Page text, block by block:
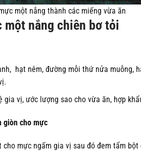
một nắng thành các miếng vừa ăn
một nắng chiên bơ tỏi
hạt nêm, đường mỗi thứ nửa muỗng,
gia vị, ước lượng sao cho vừa ăn, hợp
giòn cho mực
cho mực ngấm gia vị sau đó đem tẩm bột